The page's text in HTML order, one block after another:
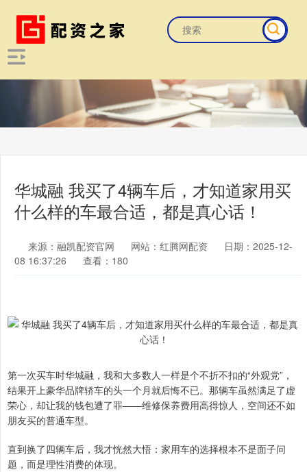
华城融 我买了4辆车后，才知道家用买
什么样的车最合适，都是真心话！
来源：融凯配资官网 网站：红腾网配资
日期：2025-12-
08 16:37:26
查看：180
第一次买车时华城融，我和大多数人一样是个不折不扣的“外观党”，
结果开上豪华品牌轿车的头一个月就后悔不已。那辆车虽然满足了虚
荣心，却让我的钱包遭了罪——维修保养费用高得惊人，空间还不如
朋友买的普通车型。
直到换了四辆车后，我才恍然大悟：家用车的选择根本不是面子问
题，而是理性消费的体现。